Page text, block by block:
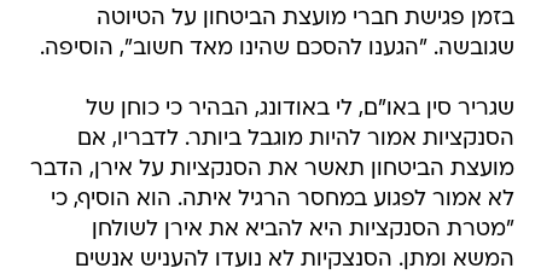
בזמן פגישת חברי מועצת הביטחון על הטיוטה
שגובשה. "הגענו להסכם שהינו מאד חשוב", הוסיפה.
שגריר סין באו"ם, לי באודונג, הבהיר כי כוחן של
הסנקציות אמור להיות מוגבל ביותר. לדבריו, אם
מועצת הביטחון תאשר את הסנקציות על אירן, הדבר
לא אמור לפגוע במחסר הרגיל איתה. הוא הוסיף, כי
"מטרת הסנקציות היא להביא את אירן לשולחן
המשא ומתן. הסנצקיות לא נועדו להעניש אנשים